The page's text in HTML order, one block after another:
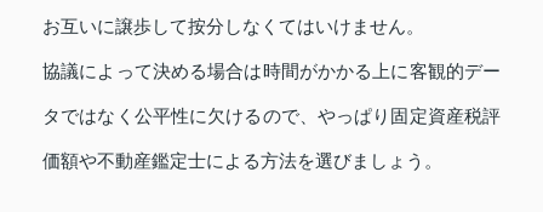
お互いに譲歩して按分しなくてはいけません。
協議によって決める場合は時間がかかる上に客観的デー
タではなく公平性に欠けるので、やっぱり固定資産税評
価額や不動産鑑定士による方法を選びましょう。